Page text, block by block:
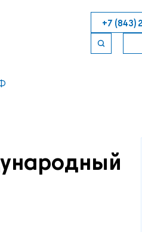
+7 (843)